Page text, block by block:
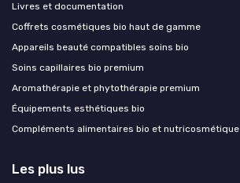
Livres et documentation
Coffrets cosmétiques bio haut de gamme
Appareils beauté compatibles soins bio
Soins capillaires bio premium
Aromathérapie et phytothérapie premium
Équipements esthétiques bio
Compléments alimentaires bio et nutricosmétique
Les plus lus